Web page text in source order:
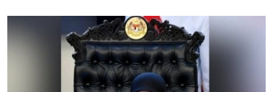
menghormati proses, kedudukan dan...